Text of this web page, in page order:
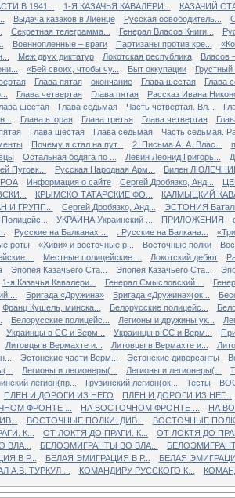
В 1941...
1-Я КАЗАЧЬЯ КАВАЛЕРИ...
КАЗАЧИЙ
Выдача казаков в Лиенце Русская освободитель...
Секретная телеграмма... Генерал Власов Книги...
Военнопленные – враги Партизаны против кре...
Меж двух диктатур Локотская республика
Власов
«Бей своих, чтобы чу... Быт оккупации
Грустный
Глава пятая окончание Глава шестая
Глава
Глава четвертая Глава пятая
Рассказ Ивана
шестая Глава седьмая Часть четвертая. Вл...
Глава вторая Глава третья Глава четвертая
Глава шестая Глава седьмая
Часть седьмая.
Почему я стал на пут... 2. Письма А. А. Влас...
Остальная бодяга по ... Левин Леонид Григорь...
Пуговк...
Русская Народная Арм...
Вилен
РОА
Информация о сайте Сергей Дробязко, Анд...
КРЫМСКО ТАТАРСКИЕ ФО...
КАЛМЫЦКИЙ
И ГРУПП...
Сергей Дробязко, Анд...
ЭСТОНИЯ
УКРАИНА Украинский ... ПРИЛОЖЕНИЯ
Русские на Балканах ... . Русские на Балкана...
роты
«Хиви» и восточные р... Восточные полки
...
Местные полицейские ... Локотский дебют
Эпопея Казачьего Ста... Эпопея Казачьего Ста...
1-я Казачья Кавалери... Генерал Смысловский ...
...
Бригада «Дружина» Бригада «Дружина»(ок...
Франц Кушель, минска... Белорусские полицейс...
Белорусские полицейс... Легионы и дружины ук...
Украинцы в СС и Верм... Украинцы в СС и Верм...
Литовцы в Вермахте и... Литовцы в Вермахте и...
Эстонские части Верм... Эстонские диверсанты
Легионы и легионеры(... Легионы и легионеры(...
легион(пр... Грузинский легион(ок... Тесты
ПЛЕН И ДОРОГИ ИЗ НЕГО
ПЛЕН И ДОРОГИ ИЗ НЕГ...
ФРОНТЕ ...
НА ВОСТОЧНОМ ФРОНТЕ ...
НА
ВОСТОЧНЫЕ ПОЛКИ. ДИВ...
ВОСТОЧНЫЕ
К...
ОТ ЛОКТЯ ДО ПРАГИ. К...
ОТ ЛОКТЯ ДО
ВЛА...
БЕЛОЭМИГРАНТЫ ВО ВЛА...
В Р...
БЕЛАЯ ЭМИГРАЦИЯ В Р...
БЕЛАЯ
А.В. ТУРКУЛ ...
КОМАНДИРУ РУССКОГО К...